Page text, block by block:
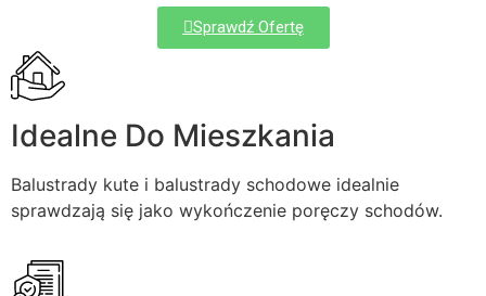
Sprawdź Ofertę
Idealne Do Mieszkania
Balustrady kute i balustrady schodowe idealnie
sprawdzają się jako wykończenie poręczy schodów.